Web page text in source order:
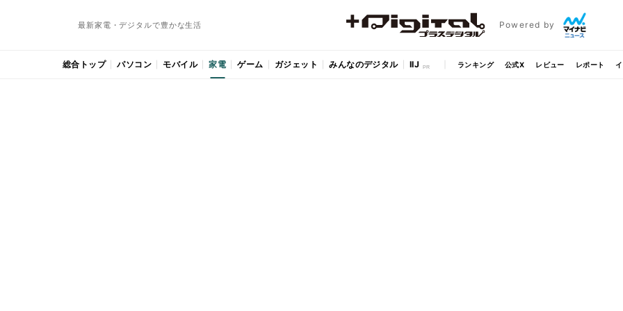
最新家電・デジタルで豊かな生活 Powered by
総合トップ パソコン モバイル 家電 ゲーム ガジェット みんなのデジタル IIJ ランキング 公式X レビュー レポート